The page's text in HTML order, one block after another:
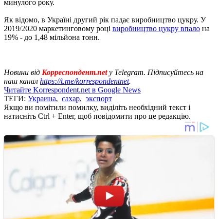
минулого року.
Як відомо, в Україні другий рік падає виробництво цукру. У
2019/2020 маркетинговому році виробництво цукру впало на
19% - до 1,48 мільйона тонн.
Новини від Корреспондент.net у Telegram. Підписуйтесь на
наш канал https://t.me/korrespondentnet.
Читайте Korrespondent.net в Google News
ТЕГИ: Украина, сахар, экспорт
Якщо ви помітили помилку, виділіть необхідний текст і
натисніть Ctrl + Enter, щоб повідомити про це редакцію.